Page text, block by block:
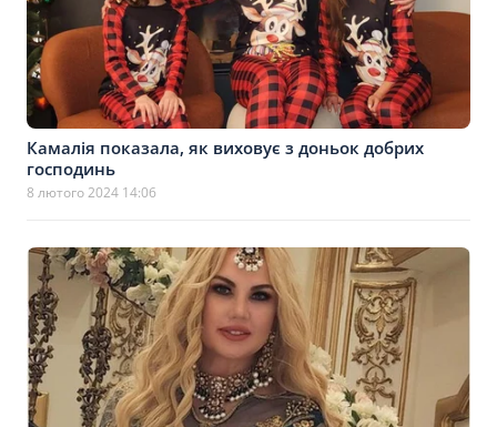
Камалія показала, як виховує з доньок добрих
господинь
8 лютого 2024 14:06